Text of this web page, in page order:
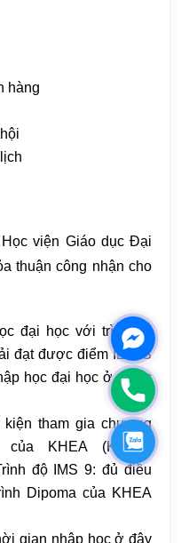
hàng
Học viện Giáo dục Đại
thuận công nhận cho
đại học với trình độ
đạt được điểm IELTS
học đại học ở nước
tham gia chương
KHEA (Kaplan
độ IMS 9: đủ điều
Dipoma của KHEA
gian nhập học ở đây
Phone
Zalo